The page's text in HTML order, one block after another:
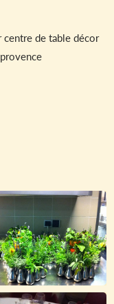
de table décor